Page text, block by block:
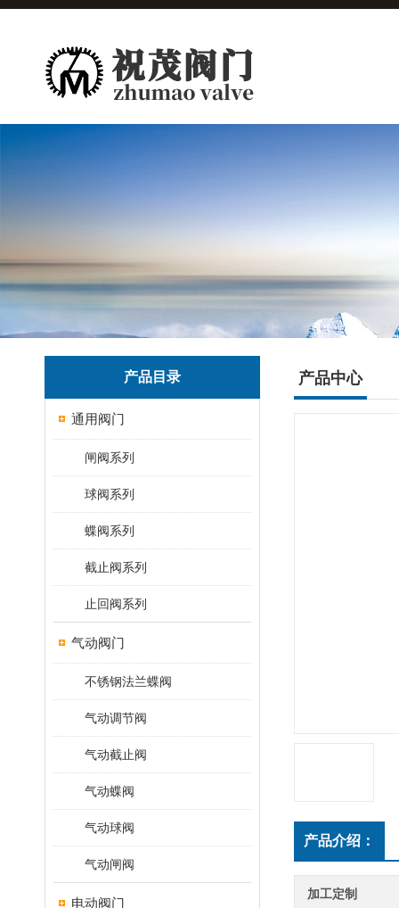
产品目录
通用阀门
闸阀系列
球阀系列
蝶阀系列
截止阀系列
止回阀系列
气动阀门
不锈钢法兰蝶阀
气动调节阀
气动截止阀
气动蝶阀
气动球阀
气动闸阀
电动阀门
产品中心
产品介绍：
加工定制